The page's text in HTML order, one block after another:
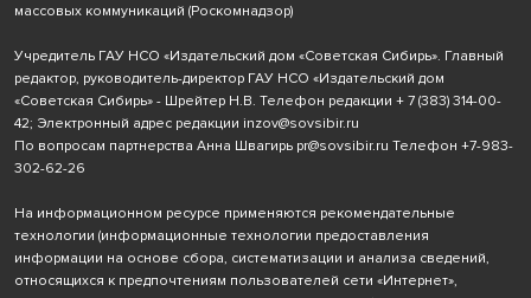
массовых коммуникаций (Роскомнадзор)
Учредитель ГАУ НСО «Издательский дом «Советская Сибирь». Главный
редактор, руководитель-директор ГАУ НСО «Издательский дом
«Советская Сибирь» - Шрейтер Н.В. Телефон редакции + 7 (383) 314-00-
42; Электронный адрес редакции inzov@sovsibir.ru
По вопросам партнерства Анна Швагирь pr@sovsibir.ru Телефон +7-983-
302-62-26
На информационном ресурсе применяются рекомендательные
технологии (информационные технологии предоставления
информации на основе сбора, систематизации и анализа сведений,
относящихся к предпочтениям пользователей сети «Интернет»,